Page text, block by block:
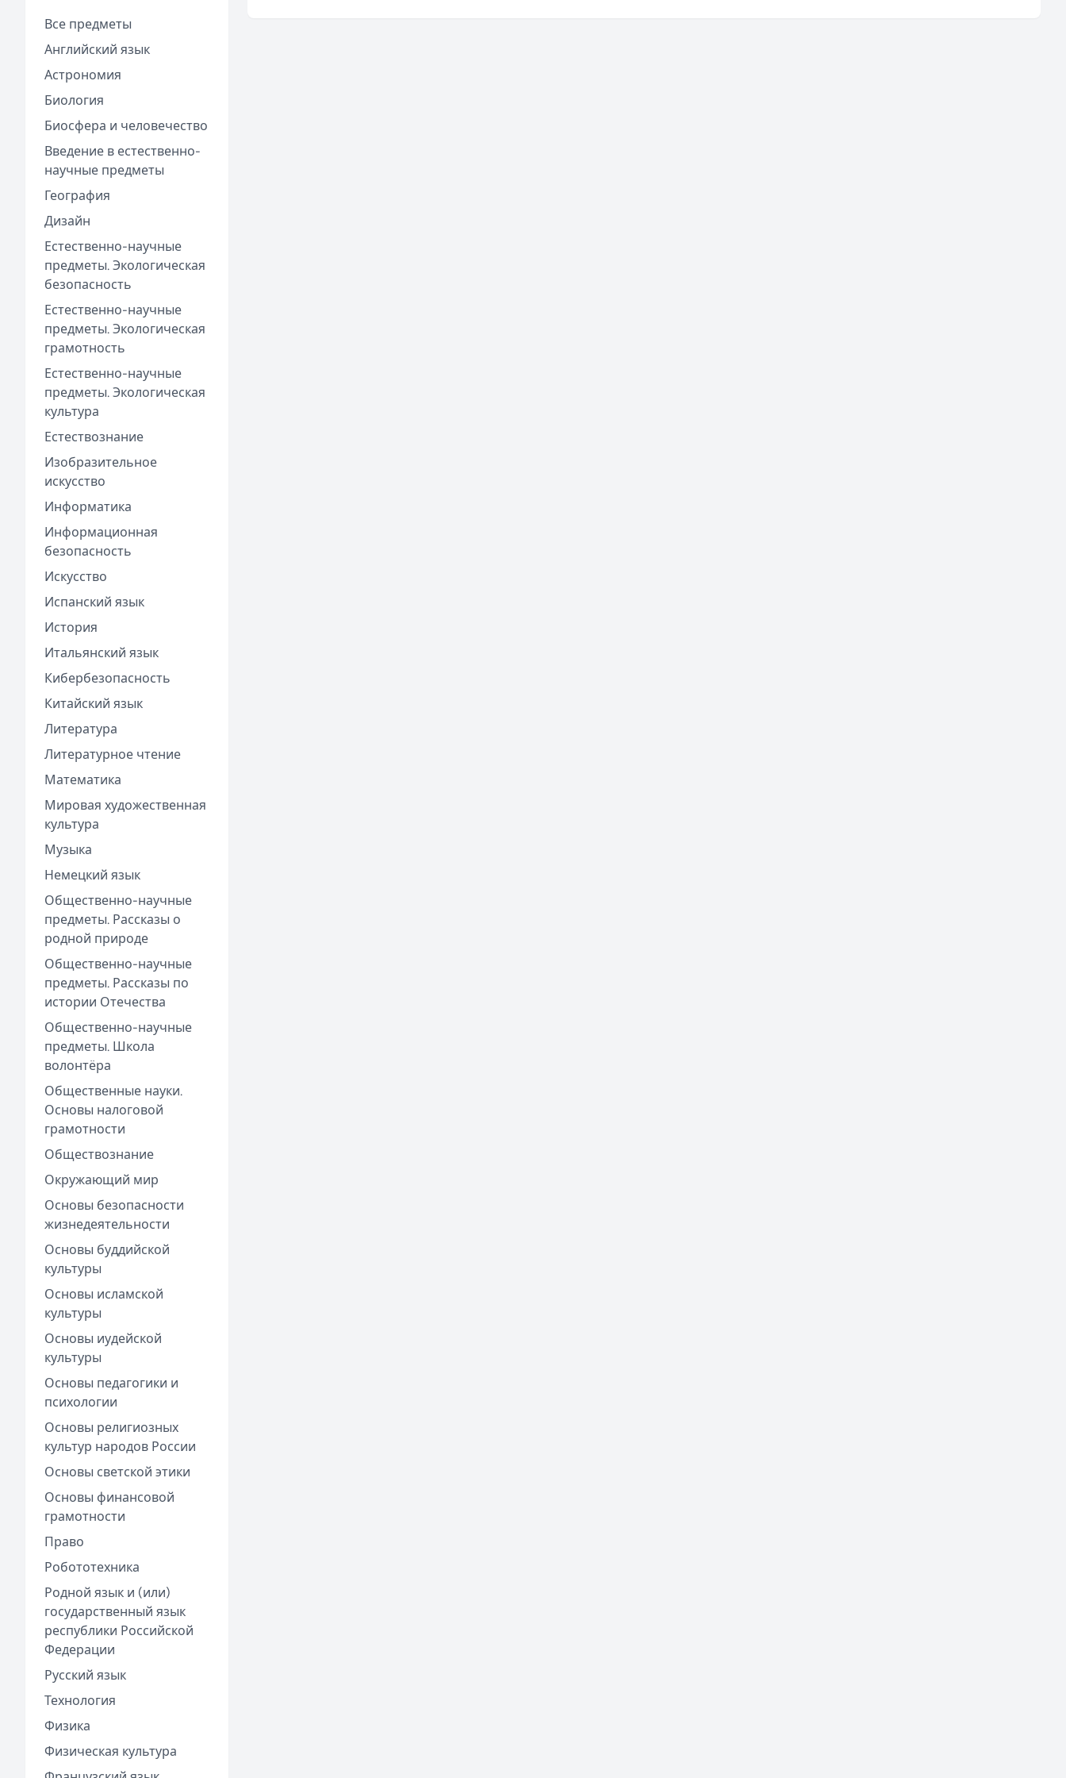
Все предметы
Английский язык
Астрономия
Биология
Биосфера и человечество
Введение в естественно-
научные предметы
География
Дизайн
Естественно-научные
предметы. Экологическая
безопасность
Естественно-научные
предметы. Экологическая
грамотность
Естественно-научные
предметы. Экологическая
культура
Естествознание
Изобразительное
искусство
Информатика
Информационная
безопасность
Искусство
Испанский язык
История
Итальянский язык
Кибербезопасность
Китайский язык
Литература
Литературное чтение
Математика
Мировая художественная
культура
Музыка
Немецкий язык
Общественно-научные
предметы. Рассказы о
родной природе
Общественно-научные
предметы. Рассказы по
истории Отечества
Общественно-научные
предметы. Школа
волонтёра
Общественные науки.
Основы налоговой
грамотности
Обществознание
Окружающий мир
Основы безопасности
жизнедеятельности
Основы буддийской
культуры
Основы исламской
культуры
Основы иудейской
культуры
Основы педагогики и
психологии
Основы религиозных
культур народов России
Основы светской этики
Основы финансовой
грамотности
Право
Робототехника
Родной язык и (или)
государственный язык
республики Российской
Федерации
Русский язык
Технология
Физика
Физическая культура